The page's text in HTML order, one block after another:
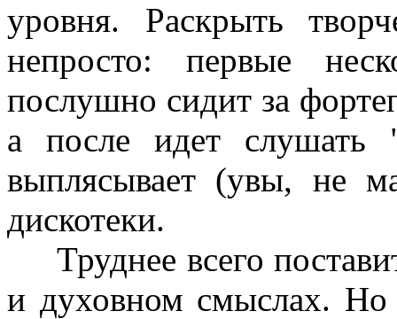
уровня. Раскрыть
непросто: первые
послушно сидит за
а после идет
выплясывает (увы, не
дискотеки.
Труднее всего
и духовном смыслах. Но